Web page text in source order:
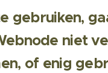
gebruiken,
niet
of enig